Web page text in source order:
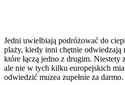
Jedni uwielbiają podróżować do
plaży, kiedy inni chętnie odwiedzają
które łączą jedno z drugim.
ale nie w tych kilku europejskich
odwiedzić muzea zupełnie za darmo.